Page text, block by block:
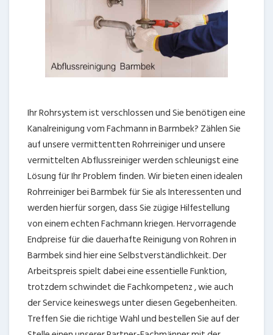
Ihr Rohrsystem ist verschlossen und Sie benötigen eine
Kanalreinigung vom Fachmann in Barmbek? Zählen Sie
auf unsere vermittentten Rohrreiniger und unsere
vermittelten Abflussreiniger werden schleunigst eine
Lösung für Ihr Problem finden. Wir bieten einen idealen
Rohrreiniger bei Barmbek für Sie als Interessenten und
werden hierfür sorgen, dass Sie zügige Hilfestellung
von einem echten Fachmann kriegen. Hervorragende
Endpreise für die dauerhafte Reinigung von Rohren in
Barmbek sind hier eine Selbstverständlichkeit. Der
Arbeitspreis spielt dabei eine essentielle Funktion,
trotzdem schwindet die Fachkompetenz , wie auch
der Service keineswegs unter diesen Gegebenheiten.
Treffen Sie die richtige Wahl und bestellen Sie auf der